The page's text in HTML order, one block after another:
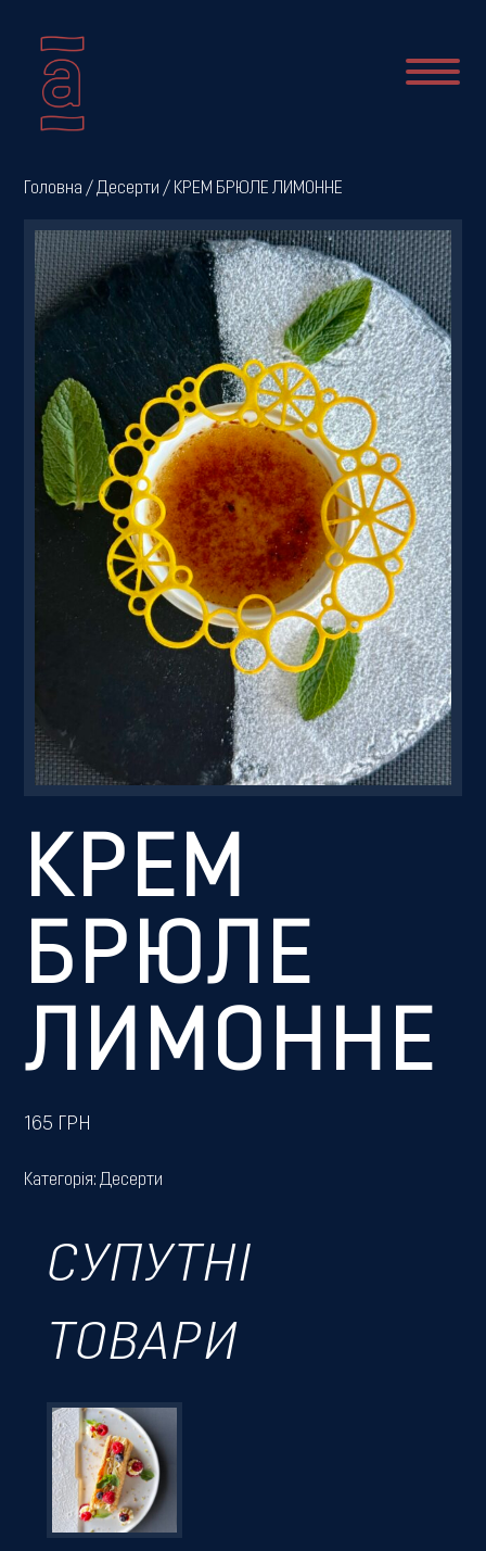
Про
нас
Новини
Меню
Галерея
Резервація
Головна /Десерти / КРЕМ БРЮЛЕ ЛИМОННЕ
КРЕМ
БРЮЛЕ
ЛИМОННЕ
165 ГРН
Категорія:Десерти
СУПУТНІ
ТОВАРИ